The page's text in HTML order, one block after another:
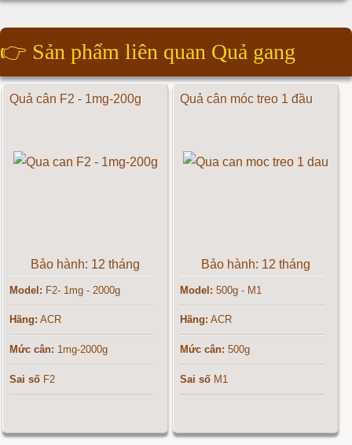
👉 Sản phẩm liên quan Quả gang
Quả cân F2 - 1mg-200g
Bảo hành: 12 tháng
Model: F2- 1mg - 2000g
Hãng: ACR
Mức cân: 1mg-2000g
Sai số F2
Quả cân móc treo 1 đầu
Bảo hành: 12 tháng
Model: 500g - M1
Hãng: ACR
Mức cân: 500g
Sai số M1